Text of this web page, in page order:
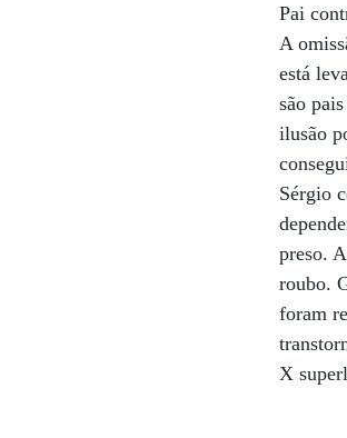
Pai
A
está
são
ilusão
Sérgio
preso.
roubo.
foram
X